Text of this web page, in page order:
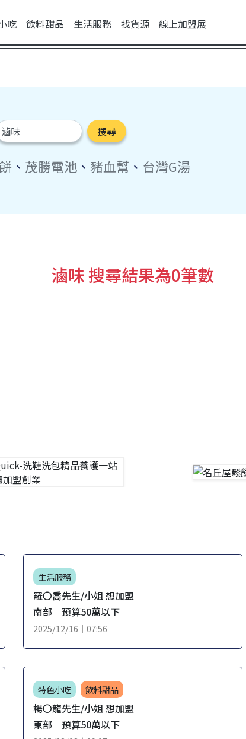
吃 飲料甜品 生活服務 找貨源 線上加盟展
搜尋
、 茂勝電池 、 豬血幫 、 台灣G湯
滷味 搜尋結果為0筆數
生活服務
羅〇喬先生/小姐 想加盟
南部｜預算50萬以下
2025/12/16｜07:56
特色小吃 飲料甜品
楊〇龍先生/小姐 想加盟
東部｜預算50萬以下